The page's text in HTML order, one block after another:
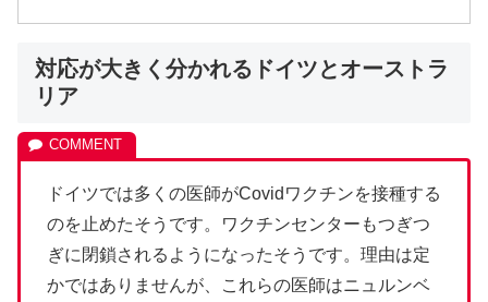
対応が大きく分かれるドイツとオーストラ
リア
ドイツでは多くの医師がCovidワクチンを接種する
のを止めたそうです。ワクチンセンターもつぎつ
ぎに閉鎖されるようになったそうです。理由は定
かではありませんが、これらの医師はニュルンベ